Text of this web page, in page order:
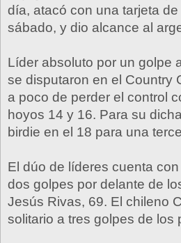
día, atacó con una tarjeta
sábado, y dio alcance al
Líder absoluto por un golpe
se disputaron en el Country
a poco de perder el control
hoyos 14 y 16. Para su
birdie en el 18 para una
El dúo de líderes cuenta
dos golpes por delante de
Jesús Rivas, 69. El chileno
solitario a tres golpes de los